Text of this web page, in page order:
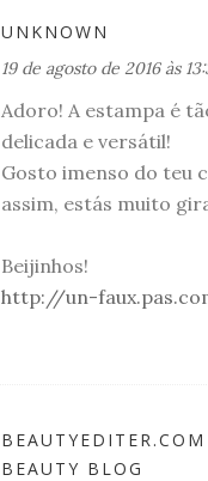
UNKNOWN
19 de agosto de 2016 às
Adoro! A estampa é
delicada e versátil!
Gosto imenso do teu
assim, estás muito
Beijinhos!
http://un-
BEAUTY BLOG